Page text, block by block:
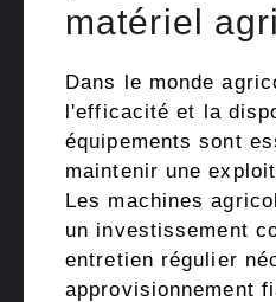
matériel
Dans le monde
l'efficacité et la
équipements sont
maintenir une
Les machines
un investissement
entretien régulier
approvisionnement